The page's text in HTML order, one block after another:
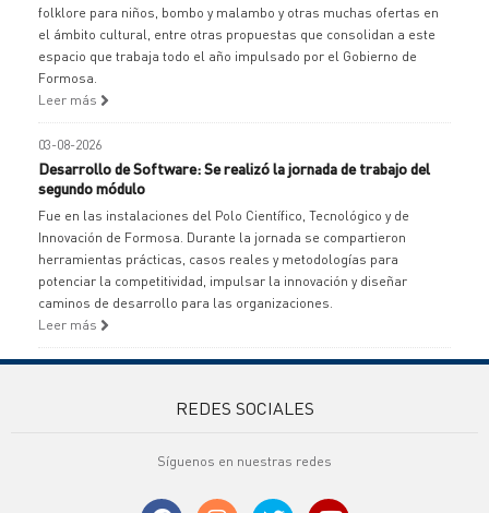
folklore para niños, bombo y malambo y otras muchas ofertas en
el ámbito cultural, entre otras propuestas que consolidan a este
espacio que trabaja todo el año impulsado por el Gobierno de
Formosa.
Leer más
03-08-2026
Desarrollo de Software: Se realizó la jornada de trabajo del
segundo módulo
Fue en las instalaciones del Polo Científico, Tecnológico y de
Innovación de Formosa. Durante la jornada se compartieron
herramientas prácticas, casos reales y metodologías para
potenciar la competitividad, impulsar la innovación y diseñar
caminos de desarrollo para las organizaciones.
Leer más
REDES SOCIALES
Síguenos en nuestras redes